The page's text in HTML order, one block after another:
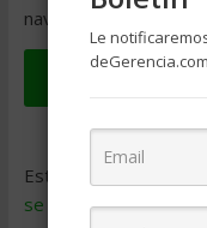
navegador para la
Este sitio usa
se procesan los
Le
deGerencia.com